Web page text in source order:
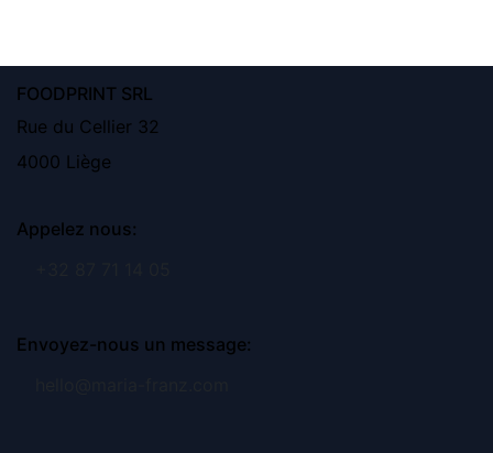
FOODPRINT SRL
Rue du Cellier 32
4000 Liège
Appelez nous:
Envoyez-nous un message: